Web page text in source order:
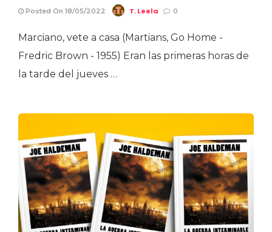
Posted On 18/05/2022 T. Leela 0
Marciano, vete a casa (Martians, Go Home -
Fredric Brown - 1955) Eran las primeras horas de
la tarde del jueves …